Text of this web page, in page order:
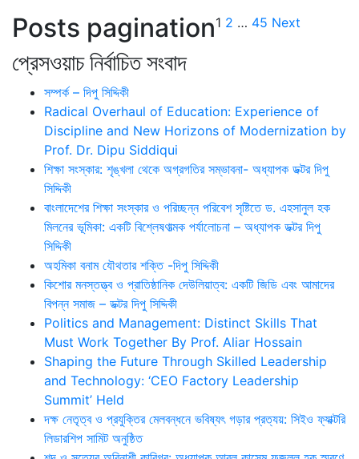
Posts pagination1 2 … 45 Next
প্রেসওয়াচ নির্বাচিত সংবাদ
সম্পর্ক – দিপু সিদ্দিকী
Radical Overhaul of Education: Experience of
Discipline and New Horizons of Modernization by
Prof. Dr. Dipu Siddiqui
শিক্ষা সংস্কার: শৃঙ্খলা থেকে অগ্রগতির সম্ভাবনা- অধ্যাপক ডক্টর দিপু
সিদ্দিকী
বাংলাদেশের শিক্ষা সংস্কার ও পরিচ্ছন্ন পরিবেশ সৃষ্টিতে ড. এহসানুল হক
মিলনের ভূমিকা: একটি বিশ্লেষণাত্মক পর্যালোচনা – অধ্যাপক ডক্টর দিপু
সিদ্দিকী
অহমিকা বনাম যৌথতার শক্তি -দিপু সিদ্দিকী
কিশোর মনস্তত্ত্ব ও প্রাতিষ্ঠানিক দেউলিয়াত্ব: একটি জিডি এবং আমাদের
বিপন্ন সমাজ – ডক্টর দিপু সিদ্দিকী
Politics and Management: Distinct Skills That
Must Work Together By Prof. Aliar Hossain
Shaping the Future Through Skilled Leadership
and Technology: ‘CEO Factory Leadership
Summit’ Held
দক্ষ নেতৃত্ব ও প্রযুক্তির মেলবন্ধনে ভবিষ্যৎ গড়ার প্রত্যয়: সিইও ফ্যাক্টরি
লিডারশিপ সামিট অনুষ্ঠিত